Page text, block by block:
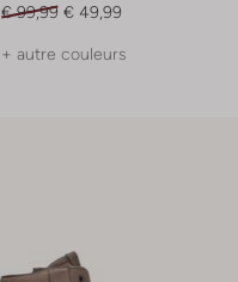
€ 99,99 € 49,99
+ autre couleurs